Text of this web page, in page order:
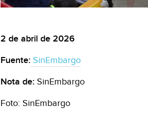
2 de abril de 2026
Fuente: SinEmbargo
Nota de: SinEmbargo
Foto: SinEmbargo